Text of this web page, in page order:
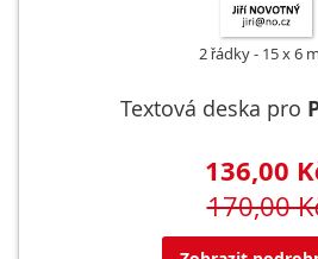
2 řádky 15 x 6
Textová deska pro
136,00
170,00